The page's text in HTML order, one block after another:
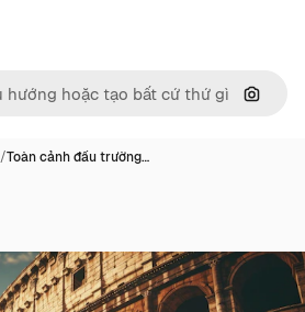
Tìm
/Toàn cảnh đấu trường…